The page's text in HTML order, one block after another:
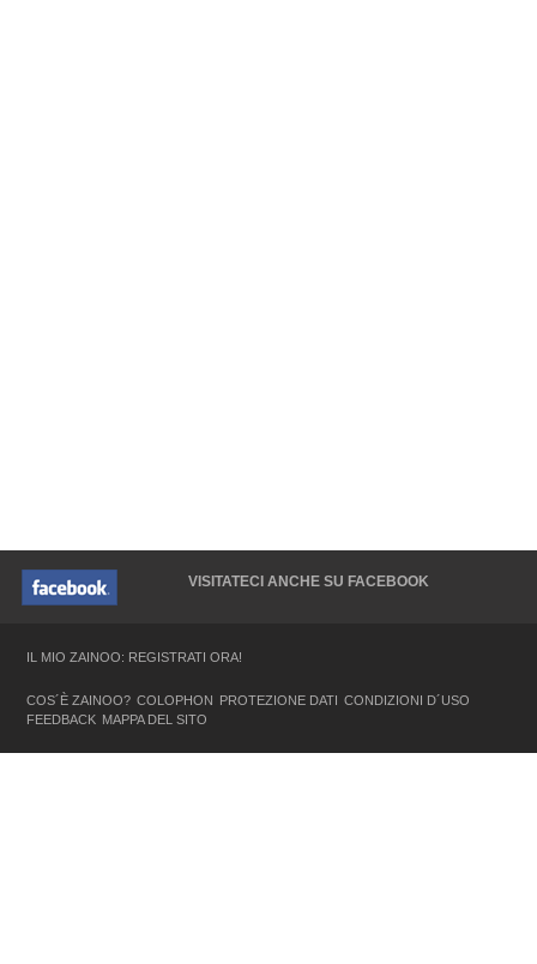
VISITATECI ANCHE SU FACEBOOK
IL MIO ZAINOO: REGISTRATI ORA!
COS´È ZAINOO? COLOPHON PROTEZIONE DATI CONDIZIONI D´USO
FEEDBACK MAPPA DEL SITO